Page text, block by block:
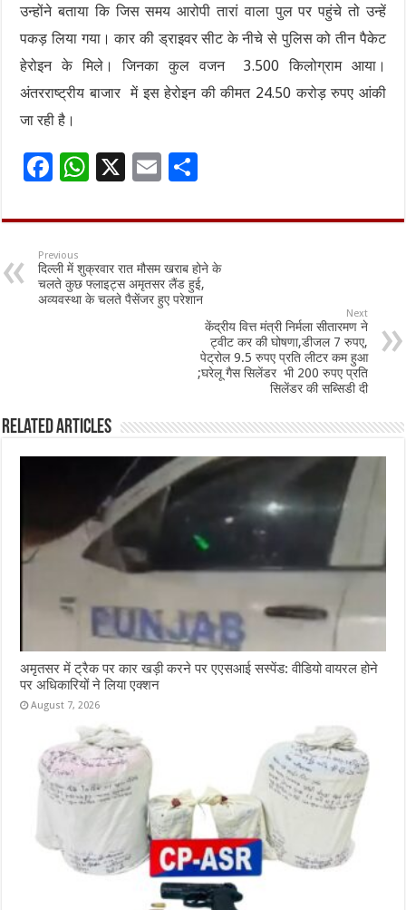
उन्होंने बताया कि जिस समय आरोपी तारां वाला पुल पर पहुंचे तो उन्हें
पकड़ लिया गया। कार की ड्राइवर सीट के नीचे से पुलिस को तीन पैकेट
हेरोइन के मिले। जिनका कुल वजन 3.500 किलोग्राम आया।
अंतरराष्ट्रीय बाजार में इस हेरोइन की कीमत 24.50 करोड़ रुपए आंकी
जा रही है।
F
e
b
o
o
W
at
p
p
X
E
ai ar
e
Previous
दिल्ली में शुक्रवार रात मौसम खराब होने के
चलते कुछ फ्लाइट्स अमृतसर लैंड हुई,
अव्यवस्था के चलते पैसेंजर हुए परेशान
Next
केंद्रीय वित्त मंत्री निर्मला सीतारमण ने
ट्वीट कर की घोषणा,डीजल 7 रुपए,
पेट्रोल 9.5 रुपए प्रति लीटर कम हुआ
;घरेलू गैस सिलेंडर भी 200 रुपए प्रति
सिलेंडर की सब्सिडी दी
Related Articles
अमृतसर में ट्रैक पर कार खड़ी करने पर एएसआई सस्पेंड: वीडियो वायरल होने
पर अधिकारियों ने लिया एक्शन
August 7, 2026